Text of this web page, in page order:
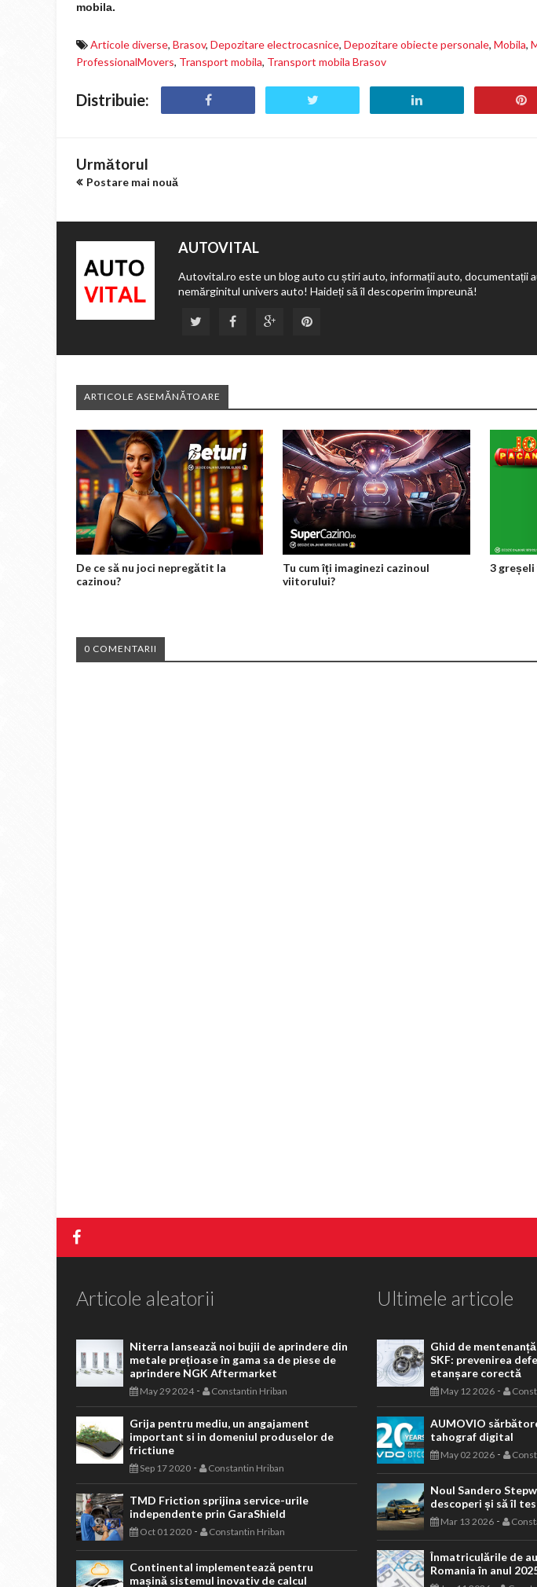
mobila.
Articole diverse, Brasov, Depozitare electrocasnice, Depozitare obiecte personale, Mobila,
ProfessionalMovers, Transport mobila, Transport mobila Brasov
Distribuie:
Următorul
Postare mai nouă
AUTOVITAL
Autovital.ro este un blog auto cu știri auto, informații auto, documentații
nemărginitul univers auto! Haideți să îl descoperim împreună!
ARTICOLE ASEMĂNĂTOARE
De ce să nu joci nepregătit la
cazinou?
Tu cum îți imaginezi cazinoul
viitorului?
3
0 COMENTARII
Articole aleatorii
Niterra lansează noi bujii de aprindere din
metale prețioase în gama sa de piese de
aprindere NGK Aftermarket
May 29 2024- Constantin Hriban
Grija pentru mediu, un angajament
important si in domeniul produselor de
frictiune
Sep 17 2020 - Constantin Hriban
TMD Friction sprijina service-urile
independente prin GaraShield
Oct 01 2020 - Constantin Hriban
Continental implementează pentru
mașină sistemul inovativ de calcul
Ultimele articole
Ghid de
SKF: prevenirea
etanșare corectă
May 12 2026 -
AUMOVIO
tahograf digital
May 02 2026 -
Noul Sandero
descoperi și să îl
Mar 13 2026 -
Înmatriculările de
Romania în anul